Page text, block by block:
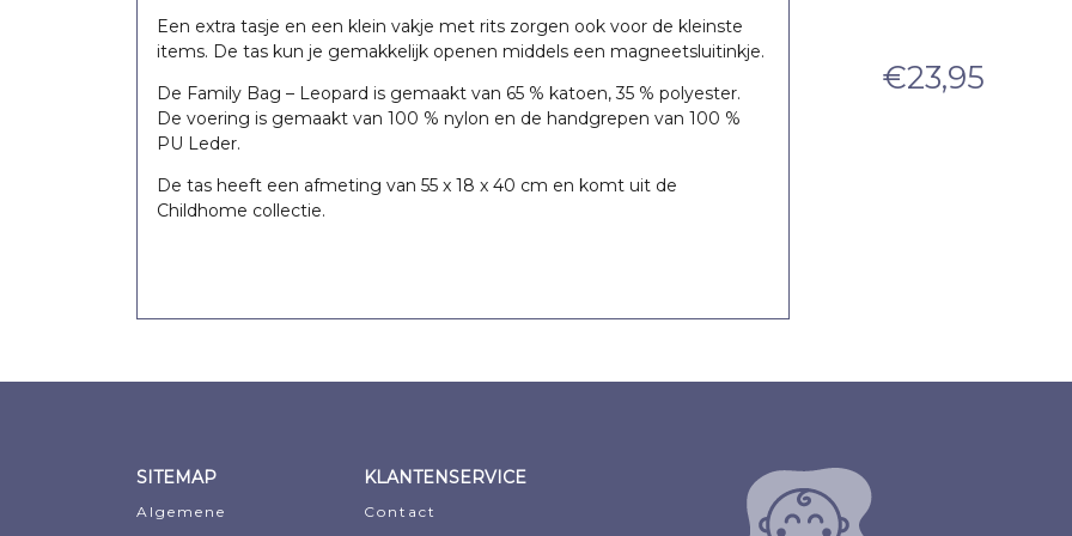
Een extra tasje en een klein vakje met rits zorgen ook voor de kleinste
items. De tas kun je gemakkelijk openen middels een magneetsluitinkje.
De Family Bag – Leopard is gemaakt van 65 % katoen, 35 % polyester.
De voering is gemaakt van 100 % nylon en de handgrepen van 100 %
PU Leder.
De tas heeft een afmeting van 55 x 18 x 40 cm en komt uit de
Childhome collectie.
€ 26,95
€24,95
Oorspronkelijke
prijs
was:
€ 22,52
Huidige
prijs
is:
€ 30,95 €23,95
SITEMAP
Algemene
KLANTENSERVICE
Contact